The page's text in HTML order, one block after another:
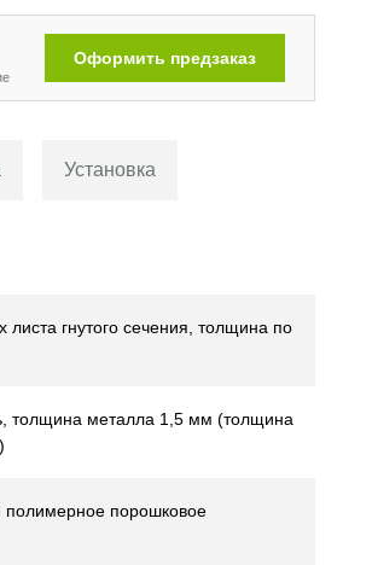
Оформить предзаказ
Установка
листа гнутого сечения, толщина по
толщина металла 1,5 мм (толщина
полимерное порошковое